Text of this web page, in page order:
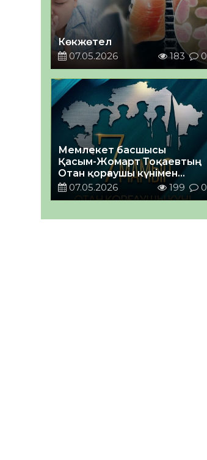
Көкжөтел
07.05.2026
183 0
Мемлекет басшысы
Қасым-Жомарт Тоқаевтың
Отан қорғаушы күнімен
құттықтауы
07.05.2026 199 0